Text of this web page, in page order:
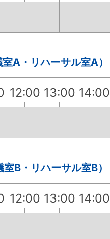
A・リハーサル室A）
12:00 13:00 14:00
B・リハーサル室B）
12:00 13:00 14:00